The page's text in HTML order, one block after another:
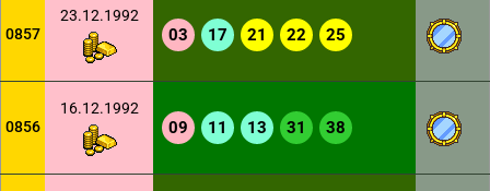
0857
23.12.1992
03 17 21 22 25
0856
16.12.1992
09 11 13 31 38